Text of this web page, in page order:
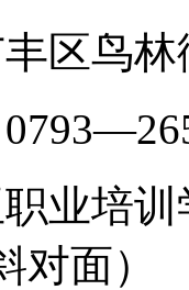
丰区鸟
业培
对面）